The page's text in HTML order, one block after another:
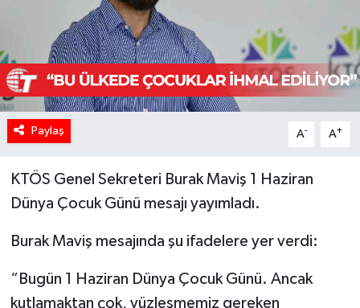
Paylaş A- A+
KTÖS Genel Sekreteri Burak Maviş 1 Haziran
Dünya Çocuk Günü mesajı yayımladı.
Burak Maviş mesajında şu ifadelere yer verdi:
“Bugün 1 Haziran Dünya Çocuk Günü. Ancak
kutlamaktan çok, yüzleşmemiz gereken